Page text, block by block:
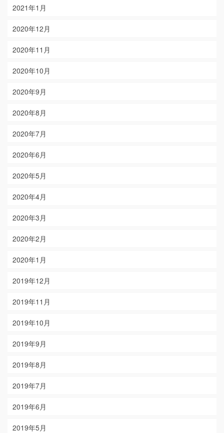
2021年1月
2020年12月
2020年11月
2020年10月
2020年9月
2020年8月
2020年7月
2020年6月
2020年5月
2020年4月
2020年3月
2020年2月
2020年1月
2019年12月
2019年11月
2019年10月
2019年9月
2019年8月
2019年7月
2019年6月
2019年5月